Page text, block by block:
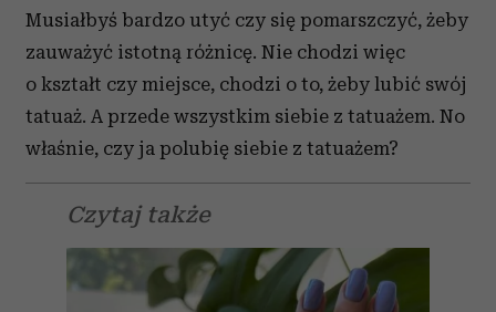
Musiałbyś bardzo utyć czy się pomarszczyć, żeby
zauważyć istotną różnicę. Nie chodzi więc
o kształt czy miejsce, chodzi o to, żeby lubić swój
tatuaż. A przede wszystkim siebie z tatuażem. No
właśnie, czy ja polubię siebie z tatuażem?
Czytaj także